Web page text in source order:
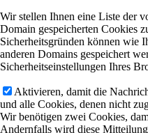
Wir stellen Ihnen eine Liste der
Domain gespeicherten Cookies
Sicherheitsgründen können wie
anderen Domains gespeichert
Sicherheitseinstellungen Ihres
Aktivieren, damit die
und alle Cookies, denen nicht
Wir benötigen zwei Cookies,
Andernfalls wird diese